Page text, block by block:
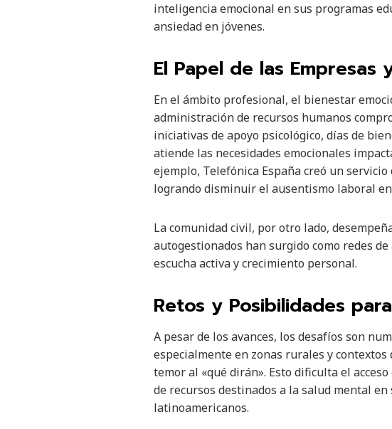
inteligencia emocional en sus programas
ansiedad en jóvenes.
El Papel de las Empresas
En el ámbito profesional, el bienestar
administración de recursos humanos
iniciativas de apoyo psicológico, días de
atiende las necesidades emocionales
ejemplo, Telefónica España creó un
logrando disminuir el ausentismo laboral en
La comunidad civil, por otro lado,
autogestionados han surgido como redes
escucha activa y crecimiento personal.
Retos y Posibilidades
A pesar de los avances, los desafíos son
especialmente en zonas rurales y
temor al «qué dirán». Esto dificulta el
de recursos destinados a la salud mental
latinoamericanos.